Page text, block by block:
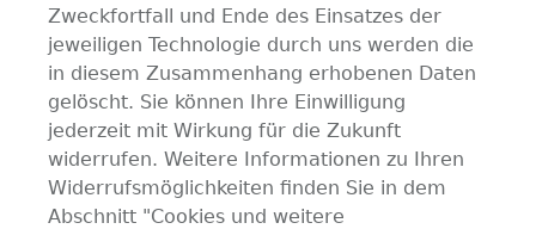
Zweckfortfall und Ende des Einsatzes der
jeweiligen Technologie durch uns werden die
in diesem Zusammenhang erhobenen Daten
gelöscht. Sie können Ihre Einwilligung
jederzeit mit Wirkung für die Zukunft
widerrufen. Weitere Informationen zu Ihren
Widerrufsmöglichkeiten finden Sie in dem
Abschnitt "Cookies und weitere